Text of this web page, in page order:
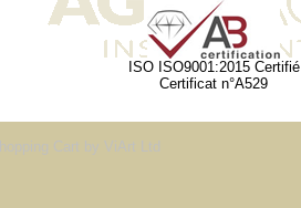
ISO ISO9001:2015 Certifié
Certificat n°A529
Cart by ViArt Ltd